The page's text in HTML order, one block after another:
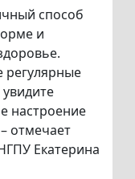
способ
и
регулярные
настроение
отмечает
Екатерина